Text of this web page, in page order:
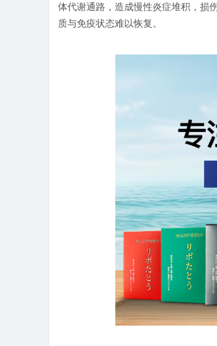
体代谢通路，造成慢性炎症堆积，损
质与免疫状态难以恢复。